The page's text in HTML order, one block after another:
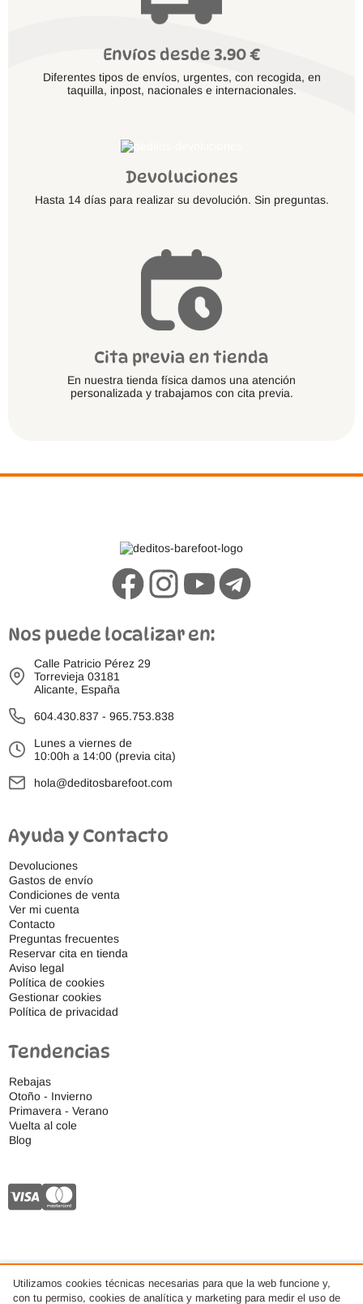
Envíos desde 3.90 €
Diferentes tipos de envíos, urgentes, con recogida, en
taquilla, inpost, nacionales e internacionales.
Devoluciones
Hasta 14 días para realizar su devolución. Sin preguntas.
Cita previa en tienda
En nuestra tienda física damos una atención
personalizada y trabajamos con cita previa.
Nos puede localizar en:
Calle Patricio Pérez 29
Torrevieja 03181
Alicante, España
604.430.837 - 965.753.838
Lunes a viernes de
10:00h a 14:00 (previa cita)
hola@deditosbarefoot.com
Ayuda y Contacto
Devoluciones
Gastos de envío
Condiciones de venta
Ver mi cuenta
Contacto
Preguntas frecuentes
Reservar cita en tienda
Aviso legal
Política de cookies
Gestionar cookies
Política de privacidad
Tendencias
Rebajas
Otoño - Invierno
Primavera - Verano
Vuelta al cole
Blog
AMDSEO
Utilizamos cookies técnicas necesarias para que la web funcione y,
con tu permiso, cookies de analítica y marketing para medir el uso de